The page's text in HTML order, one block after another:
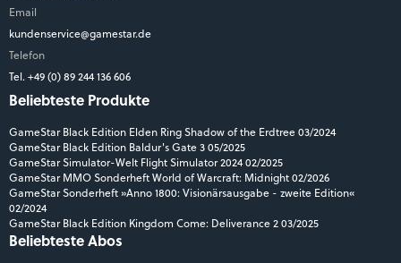
Email
kundenservice@gamestar.de
Telefon
Tel. +49 (0) 89 244 136 606
Beliebteste Produkte
GameStar Black Edition Elden Ring Shadow of the Erdtree 03/2024
GameStar Black Edition Baldur's Gate 3 05/2025
GameStar Simulator-Welt Flight Simulator 2024 02/2025
GameStar MMO Sonderheft World of Warcraft: Midnight 02/2026
GameStar Sonderheft »Anno 1800: Visionärsausgabe - zweite Edition«
02/2024
GameStar Black Edition Kingdom Come: Deliverance 2 03/2025
Beliebteste Abos